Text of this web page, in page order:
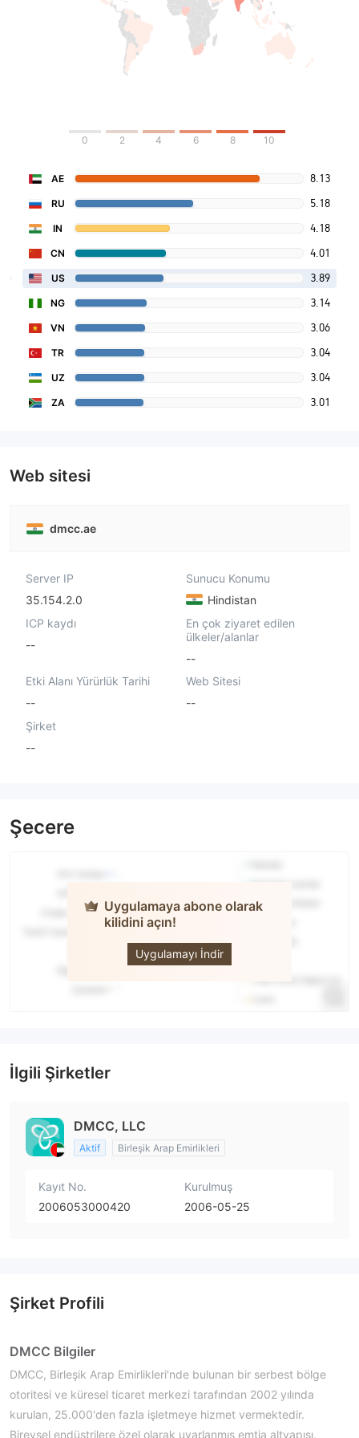
0 2 4 6 8 10
AE 8.13
RU 5.18
IN 4.18
CN 4.01
US 3.89
NG 3.14
VN 3.06
TR 3.04
UZ 3.04
ZA 3.01
Web sitesi
dmcc.ae
Server IP
35.154.2.0
Sunucu Konumu
Hindistan
ICP kaydı
--
En çok ziyaret edilen
ülkeler/alanlar
--
Etki Alanı Yürürlük Tarihi
--
Web Sitesi
--
Şirket
--
Şecere
Uygulamaya abone olarak
kilidini açın!
Uygulamayı İndir
İlgili Şirketler
DMCC, LLC
Aktif Birleşik Arap Emirlikleri
Kayıt No.
2006053000420
Kurulmuş
2006-05-25
Şirket Profili
DMCC Bilgiler
DMCC, Birleşik Arap Emirlikleri'nde bulunan bir serbest bölge
otoritesi ve küresel ticaret merkezi tarafından 2002 yılında
kurulan, 25.000'den fazla işletmeye hizmet vermektedir.
Bireysel endüstrilere özel olarak uyarlanmış emtia altyapısı,